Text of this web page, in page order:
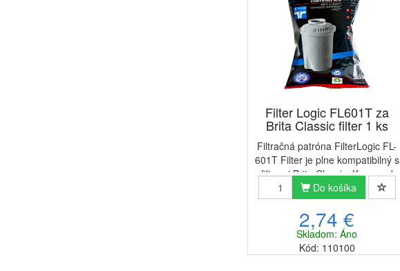
Filter Logic FL601T za
Brita Classic filter 1 ks
Filtračná patróna FilterLogic FL-
601T Filter je plne kompatibilný s
filtrami Brita Classic, Kenwood
Universal, Zelmer, Aquaphor
B100-5, Dafi Classic, Anna.TIP:
Tento filter má okrúhly tvar a
používa s...
Do košíka
2,74 €
Skladom: Áno
Kód: 110100